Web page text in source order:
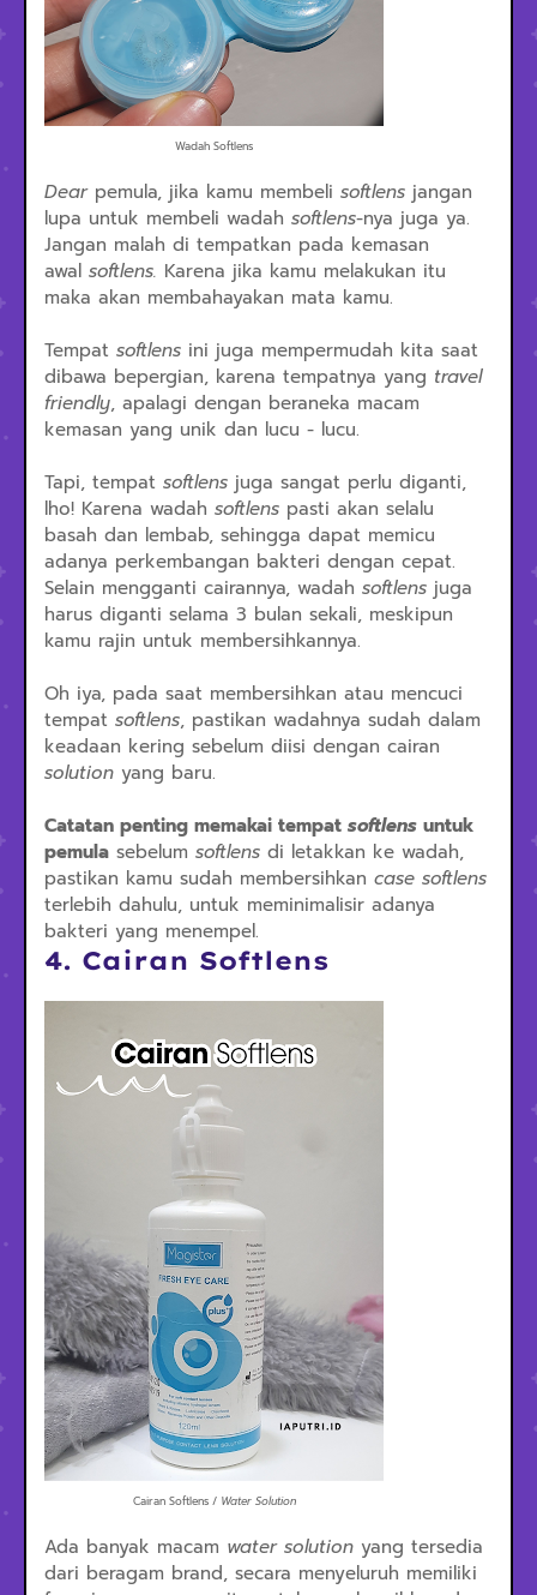
Wadah Softlens
Dearpemula, jika kamu membeli softlens jangan
lupa untuk membeli wadah softlens-nya juga ya.
Jangan malah di tempatkan pada kemasan
awal softlens. Karena jika kamu melakukan itu
maka akan membahayakan mata kamu.
Tempat softlens ini juga mempermudah kita saat
dibawa bepergian, karena tempatnya yang travel
friendly, apalagi dengan beraneka macam
kemasan yang unik dan lucu - lucu.
Tapi, tempat softlens juga sangat perlu diganti,
lho! Karena wadah softlens pasti akan selalu
basah dan lembab, sehingga dapat memicu
adanya perkembangan bakteri dengan cepat.
Selain mengganti cairannya, wadah softlens juga
harus diganti selama 3 bulan sekali, meskipun
kamu rajin untuk membersihkannya.
Oh iya, pada saat membersihkan atau mencuci
tempat softlens, pastikan wadahnya sudah dalam
keadaan kering sebelum diisi dengan cairan
solution yang baru.
Catatan penting memakai tempat softlens untuk
pemula sebelum softlens di letakkan ke wadah,
pastikan kamu sudah membersihkan case softlens
terlebih dahulu, untuk meminimalisir adanya
bakteri yang menempel.
4. Cairan Softlens
Cairan Softlens / Water Solution
Ada banyak macam water solution yang tersedia
dari beragam brand, secara menyeluruh memiliki